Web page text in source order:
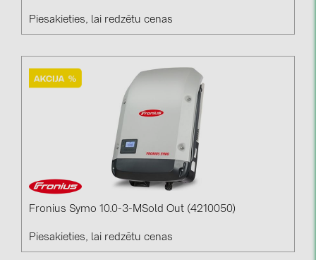
Piesakieties, lai redzētu cenas
Fronius Symo 10.0-3-MSold Out (4210050)
Piesakieties, lai redzētu cenas